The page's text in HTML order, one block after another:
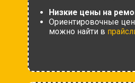
Низкие цены на
Ориентировочные
можно найти в